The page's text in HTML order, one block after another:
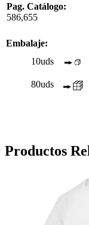
Pag. Catálogo:
586,655
Embalaje:
10uds
80uds
Productos